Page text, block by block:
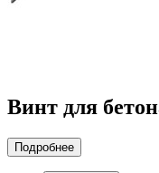
Винт для
Подробнее